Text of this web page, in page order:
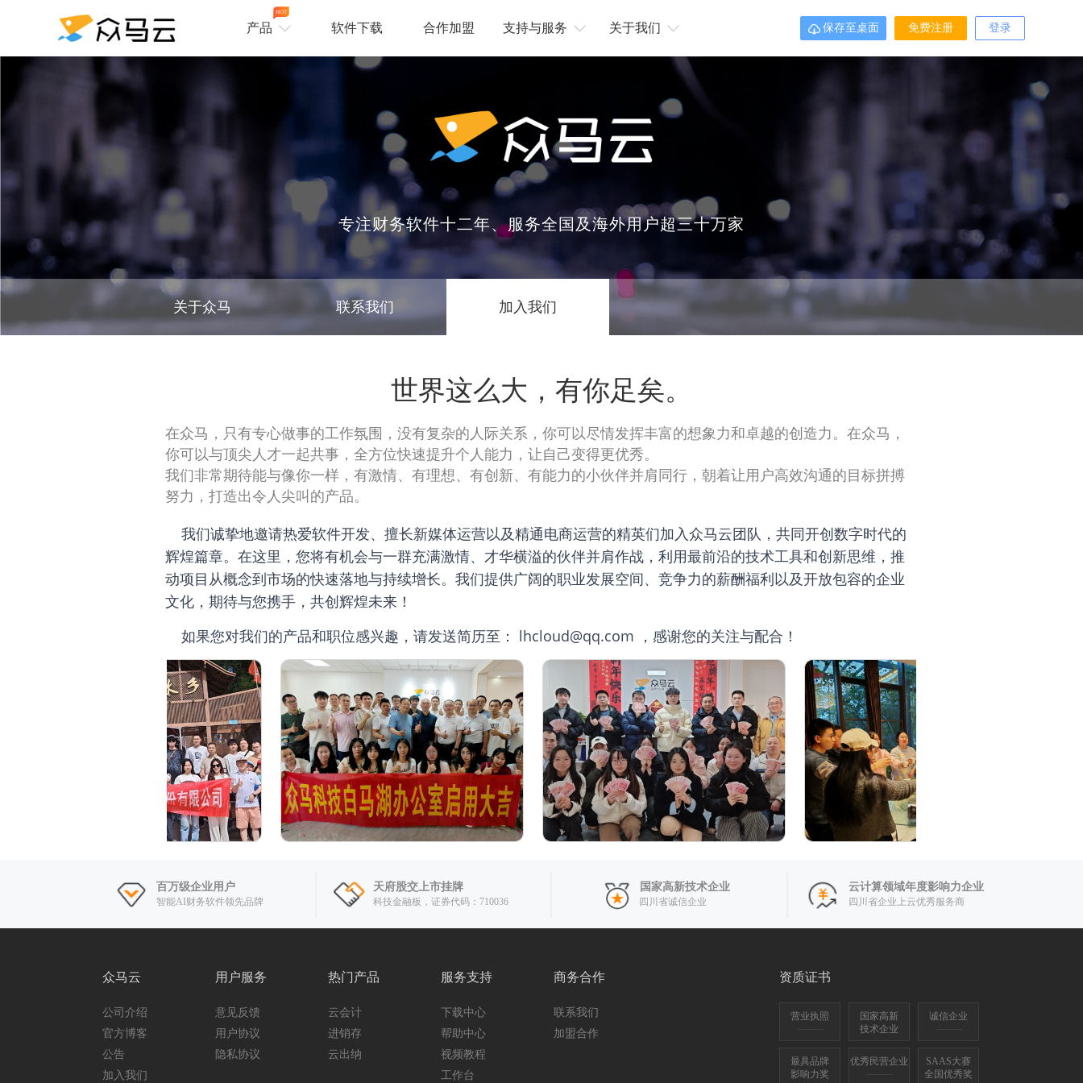
HOT
产品 软件下载 合作加盟 支持与服务 关于我们 登录
免费注册
 保存至桌面
专注财务软件十二年、服务全国及海外用户超三十万家
关于众马 联系我们 加入我们
世界这么大，有你足矣。
在众马，只有专心做事的工作氛围，没有复杂的人际关系，你可以尽情发挥丰富的想象力和卓越的创造力。在众马，
你可以与顶尖人才一起共事，全方位快速提升个人能力，让自己变得更优秀。
我们非常期待能与像你一样，有激情、有理想、有创新、有能力的小伙伴并肩同行，朝着让用户高效沟通的目标拼搏
努力，打造出令人尖叫的产品。
我们诚挚地邀请热爱软件开发、擅长新媒体运营以及精通电商运营的精英们加入众马云团队，共同开创数字时代的
辉煌篇章。在这里，您将有机会与一群充满激情、才华横溢的伙伴并肩作战，利用最前沿的技术工具和创新思维，推
动项目从概念到市场的快速落地与持续增长。我们提供广阔的职业发展空间、竞争力的薪酬福利以及开放包容的企业
文化，期待与您携手，共创辉煌未来！
如果您对我们的产品和职位感兴趣，请发送简历至： lhcloud@qq.com ，感谢您的关注与配合！
百万级企业用户
智能AI财务软件领先品牌
天府股交上市挂牌
科技金融板，证券代码：710036
国家高新技术企业
四川省诚信企业
云计算领域年度影响力企业
四川省企业上云优秀服务商
众马云
公司介绍
官方博客
公告
加入我们
用户服务
意见反馈
用户协议
隐私协议
热门产品
云会计
进销存
云出纳
服务支持
下载中心
帮助中心
视频教程
工作台
商务合作
联系我们
加盟合作
资质证书
营业执照
国家高新
技术企业
诚信企业
最具品牌
影响力奖
优秀民营企业
SAAS大赛
全国优秀奖